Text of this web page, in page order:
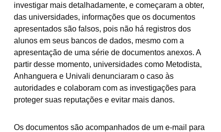
investigar mais detalhadamente, e começaram a obter,
das universidades, informações que os documentos
apresentados são falsos, pois não há registros dos
alunos em seus bancos de dados, mesmo com a
apresentação de uma série de documentos anexos. A
partir desse momento, universidades como Metodista,
Anhanguera e Univali denunciaram o caso às
autoridades e colaboram com as investigações para
proteger suas reputações e evitar mais danos.
Os documentos são acompanhados de um e-mail para